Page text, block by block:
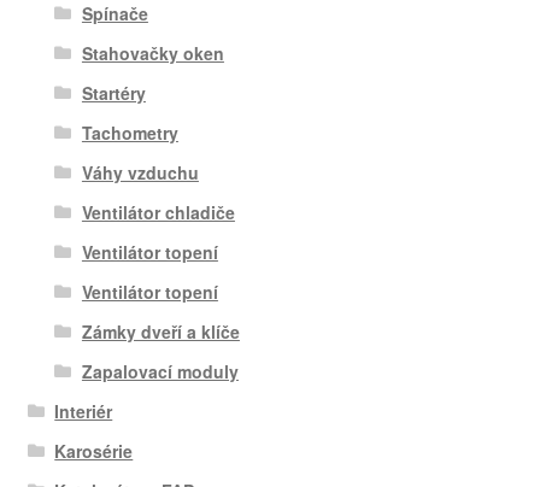
Spínače
Stahovačky oken
Startéry
Tachometry
Váhy vzduchu
Ventilátor chladiče
Ventilátor topení
Ventilátor topení
Zámky dveří a klíče
Zapalovací moduly
Interiér
Karosérie